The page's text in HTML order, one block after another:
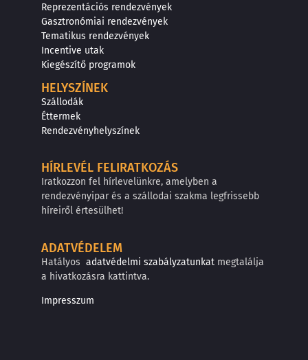
Reprezentációs rendezvények
Gasztronómiai rendezvények
Tematikus rendezvények
Incentive utak
Kiegészítő programok
HELYSZÍNEK
Szállodák
Éttermek
Rendezvényhelyszínek
HÍRLEVÉL FELIRATKOZÁS
Iratkozzon fel hírlevelünkre, amelyben a
rendezvényipar és a szállodai szakma legfrissebb
híreiről értesülhet!
ADATVÉDELEM
Hatályos adatvédelmi szabályzatunkat megtalálja
a hivatkozásra kattintva.
Impresszum